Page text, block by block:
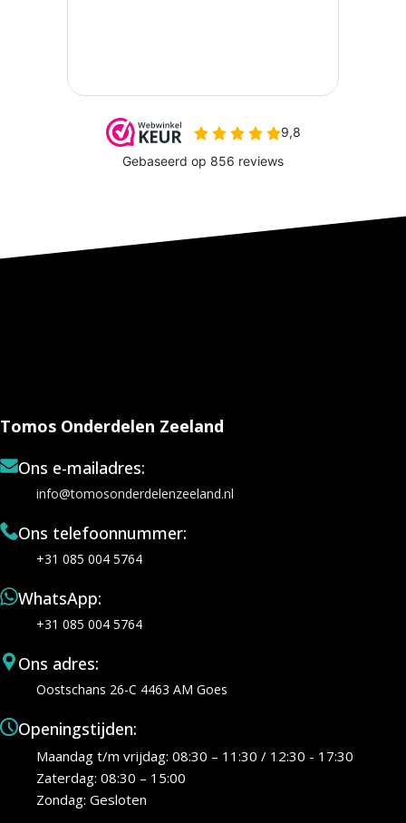
Tomos Onderdelen Zeeland
Ons e-mailadres:
info@tomosonderdelenzeeland.nl
Ons telefoonnummer:
+31 085 004 5764
WhatsApp:
+31 085 004 5764
Ons adres:
Oostschans 26-C 4463 AM Goes
Openingstijden:
Maandag t/m vrijdag: 08:30 – 11:30 / 12:30 - 17:30
Zaterdag: 08:30 – 15:00
Zondag: Gesloten